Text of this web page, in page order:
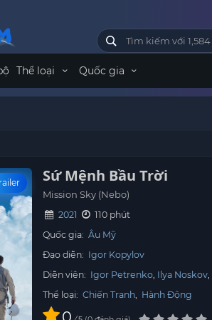
Thể loại Quốc gia
Sứ Mệnh Bầu Trời
Mission Sky (Nebo)
2021
110 phút
Quốc gia: Âu Mỹ
Đạo diễn: Igor Kopylov
Diễn viên: Igor Petrenko Ilya Noskov
Thể loại: Chiến Tranh, Hành Động